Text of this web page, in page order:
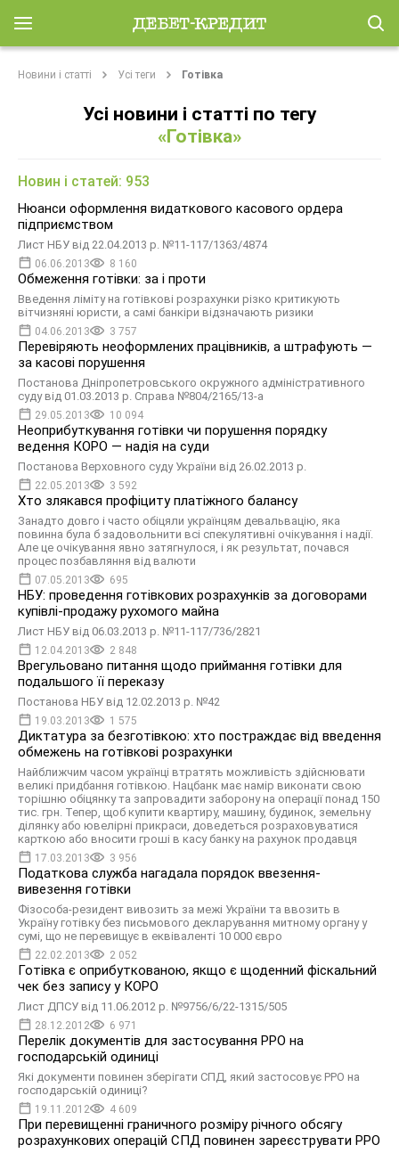
Новини і статті Усі теги Готівка
Усі новини і статті по тегу
«Готівка»
Новин і статей: 953
Нюанси оформлення видаткового касового ордера
підприємством
Лист НБУ від 22.04.2013 р. №11-117/1363/4874
06.06.2013 8 160
Обмеження готівки: за і проти
Введення ліміту на готівкові розрахунки різко критикують
вітчизняні юристи, а самі банкіри відзначають ризики
04.06.2013 3 757
Перевіряють неоформлених працівників, а штрафують —
за касові порушення
Постанова Дніпропетровського окружного адміністративного
суду від 01.03.2013 р. Справа №804/2165/13-а
29.05.2013 10 094
Неоприбуткування готівки чи порушення порядку
ведення КОРО — надія на суди
Постанова Верховного суду України від 26.02.2013 р.
22.05.2013 3 592
Хто злякався профіциту платіжного балансу
Занадто довго і часто обіцяли українцям девальвацію, яка
повинна була б задовольнити всі спекулятивні очікування і надії.
Але це очікування явно затягнулося, і як результат, почався
процес позбавляння від валюти
07.05.2013 695
НБУ: проведення готівкових розрахунків за договорами
купівлі-продажу рухомого майна
Лист НБУ від 06.03.2013 р. №11-117/736/2821
12.04.2013 2 848
Врегульовано питання щодо приймання готівки для
подальшого її переказу
Постанова НБУ від 12.02.2013 р. №42
19.03.2013 1 575
Диктатура за безготівкою: хто постраждає від введення
обмежень на готівкові розрахунки
Найближчим часом українці втратять можливість здійснювати
великі придбання готівкою. Нацбанк має намір виконати свою
торішню обіцянку та запровадити заборону на операції понад 150
тис. грн. Тепер, щоб купити квартиру, машину, будинок, земельну
ділянку або ювелірні прикраси, доведеться розраховуватися
карткою або вносити гроші в касу банку на рахунок продавця
17.03.2013 3 956
Податкова служба нагадала порядок ввезення-
вивезення готівки
Фізособа-резидент вивозить за межі України та ввозить в
Україну готівку без письмового декларування митному органу у
сумі, що не перевищує в еквіваленті 10 000 євро
22.02.2013 2 052
Готівка є оприбуткованою, якщо є щоденний фіскальний
чек без запису у КОРО
Лист ДПСУ від 11.06.2012 р. №9756/6/22-1315/505
28.12.2012 6 971
Перелік документів для застосування РРО на
господарській одиниці
Які документи повинен зберігати СПД, який застосовує РРО на
господарській одиниці?
19.11.2012 4 609
При перевищенні граничного розміру річного обсягу
розрахункових операцій СПД повинен зареєструвати РРО